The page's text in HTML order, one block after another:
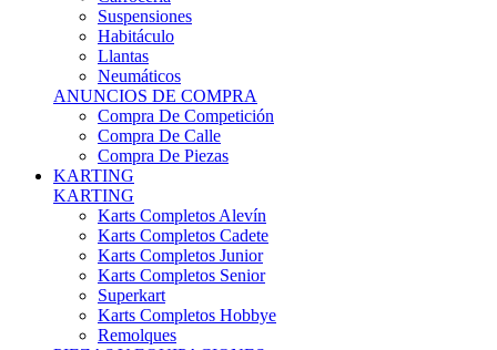
Habitáculo
Llantas
Neumáticos
ANUNCIOS DE COMPRA
Compra De Competición
Compra De Calle
Compra De Piezas
KARTING
KARTING
Karts Completos Alevín
Karts Completos Cadete
Karts Completos Junior
Karts Completos Senior
Superkart
Karts Completos Hobbye
Remolques
PIEZAS Y EQUIPACIONES